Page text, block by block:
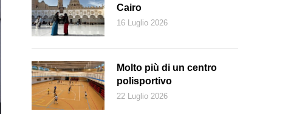
Cairo
16 Luglio 2026
Molto più di un centro
polisportivo
22 Luglio 2026